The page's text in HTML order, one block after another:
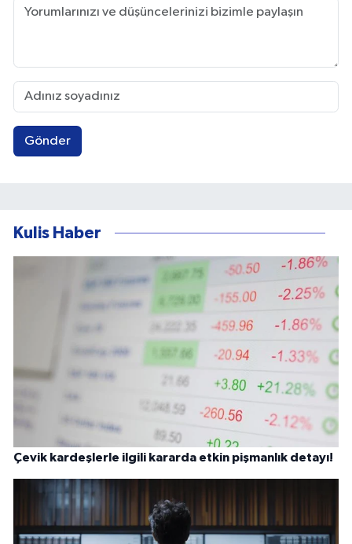
Gönder
Kulis Haber
Çevik kardeşlerle ilgili kararda etkin pişmanlık detayı!